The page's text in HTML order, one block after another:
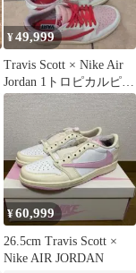
¥49,999
Travis Scott × Nike Air
Jordan 1トロピカルピン
ク
¥60,999
26.5cm Travis Scott ×
Nike AIR JORDAN